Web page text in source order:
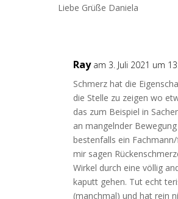
Liebe Grüße Daniela
Ray am 3. Juli 2021 um
Schmerz hat die
die Stelle zu zeigen wo
das zum Beispiel in
an mangelnder
bestenfalls ein
mir sagen
Wirkel durch eine völlig
kaputt gehen. Tut echt
(manchmal) und hat rein